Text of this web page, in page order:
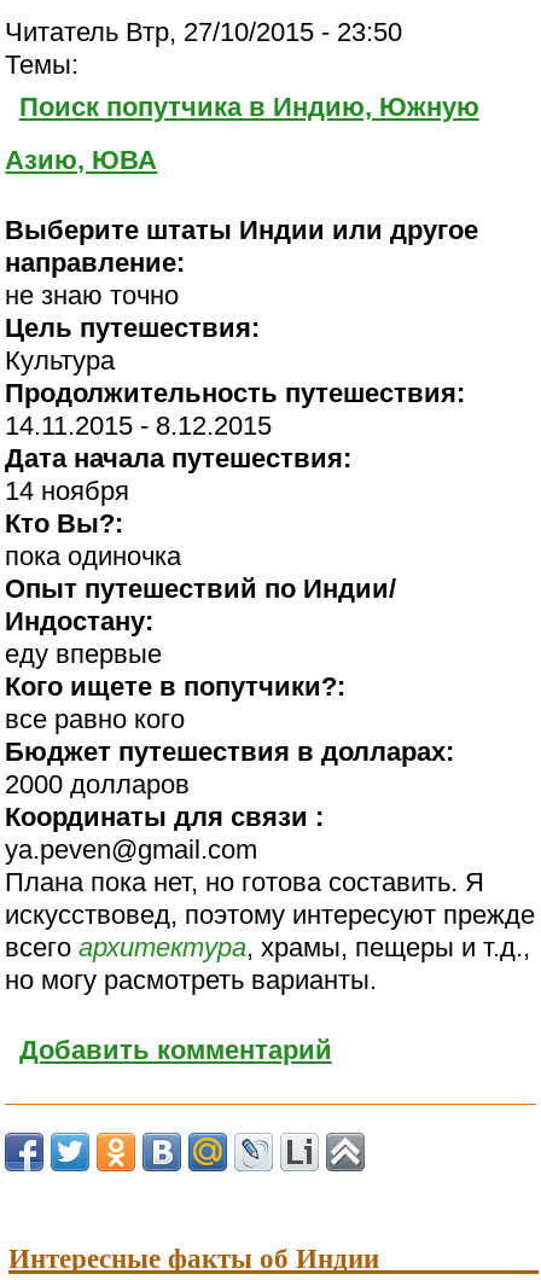
Читатель Втр, 27/10/2015 - 23:50
Темы:
Поиск попутчика в Индию, Южную
Азию, ЮВА
Выберите штаты Индии или другое
направление:
не знаю точно
Цель путешествия:
Культура
Продолжительность путешествия:
14.11.2015 - 8.12.2015
Дата начала путешествия:
14 ноября
Кто Вы?:
пока одиночка
Опыт путешествий по Индии/
Индостану:
еду впервые
Кого ищете в попутчики?:
все равно кого
Бюджет путешествия в долларах:
2000 долларов
Координаты для связи :
ya.peven@gmail.com
Плана пока нет, но готова составить. Я
искусствовед, поэтому интересуют прежде
всегоархитектура, храмы, пещеры и т.д.,
но могу расмотреть варианты.
Добавить комментарий
Интересные факты об Индии